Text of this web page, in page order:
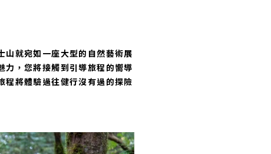
山就宛如一座大型的自然藝術展
力，您將接觸到引導旅程的嚮導
程將體驗過往健行沒有過的探險